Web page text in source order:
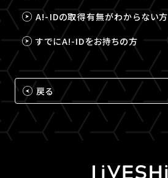
A!-IDの取得有無がわからない方
すでにA!-IDをお持ちの方
戻る